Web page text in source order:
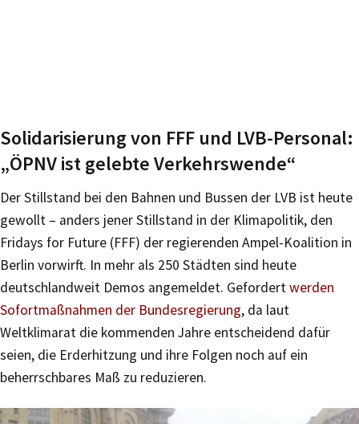
Solidarisierung von FFF und LVB-Personal:
„ÖPNV ist gelebte Verkehrswende“
Der Stillstand bei den Bahnen und Bussen der LVB ist heute
gewollt – anders jener Stillstand in der Klimapolitik, den
Fridays for Future (FFF) der regierenden Ampel-Koalition in
Berlin vorwirft. In mehr als 250 Städten sind heute
deutschlandweit Demos angemeldet. Gefordertwerden
Sofortmaßnahmen der Bundesregierung, da laut
Weltklimarat die kommenden Jahre entscheidend dafür
seien, die Erderhitzung und ihre Folgen noch auf ein
beherrschbares Maß zu reduzieren.